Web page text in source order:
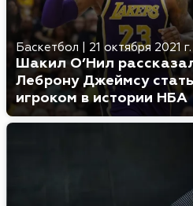
Баскетбол 21 октября 2021 г.
Шакил О’Нил
Леброну Джеймсу
игроком в истории НБА